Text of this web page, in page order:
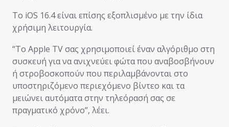
Το iOS 16.4 είναι επίσης εξοπλισμένο με την ίδια
χρήσιμη λειτουργία.
“Το Apple TV σας χρησιμοποιεί έναν αλγόριθμο στη
συσκευή για να ανιχνεύει φώτα που αναβοσβήνουν
ή στροβοσκοπούν που περιλαμβάνονται στο
υποστηριζόμενο περιεχόμενο βίντεο και τα
μειώνει αυτόματα στην τηλεόρασή σας σε
πραγματικό χρόνο”, λέει.